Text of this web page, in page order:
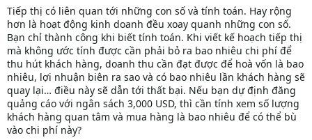
Tiếp thị có liên quan tới những con số và tính toán. Hay rộng
hơn là hoạt động kinh doanh đều xoay quanh những con số.
Bạn chỉ thành công khi biết tính toán. Khi viết kế hoạch tiếp thị
mà không ước tính được cần phải bỏ ra bao nhiêu chi phí để
thu hút khách hàng, doanh thu cần đạt được để hoà vốn là bao
nhiêu, lợi nhuận biên ra sao và có bao nhiêu lần khách hàng sẽ
quay lại… điều này sẽ dẫn tới thất bại. Nếu bạn dự định đăng
quảng cáo với ngân sách 3,000 USD, thì cần tính xem số lượng
khách hàng quan tâm và mua hàng là bao nhiêu để có thể bù
vào chi phí này?